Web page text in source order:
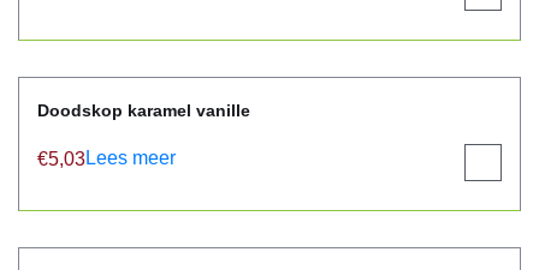
product
Doodskop karamel vanille
€5,03
product
Lees meer